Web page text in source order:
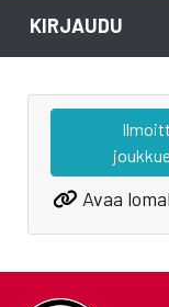
KIRJAUDU
Avaa